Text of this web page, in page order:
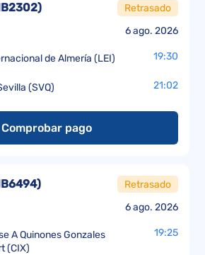
6 ago. 2026
) Retrasado
de Almería (LEI) 19:30
(SVQ) 21:02
Comprobar pago
6 ago. 2026
) Retrasado
A Quinones Gonzales
(CIX)
19:25